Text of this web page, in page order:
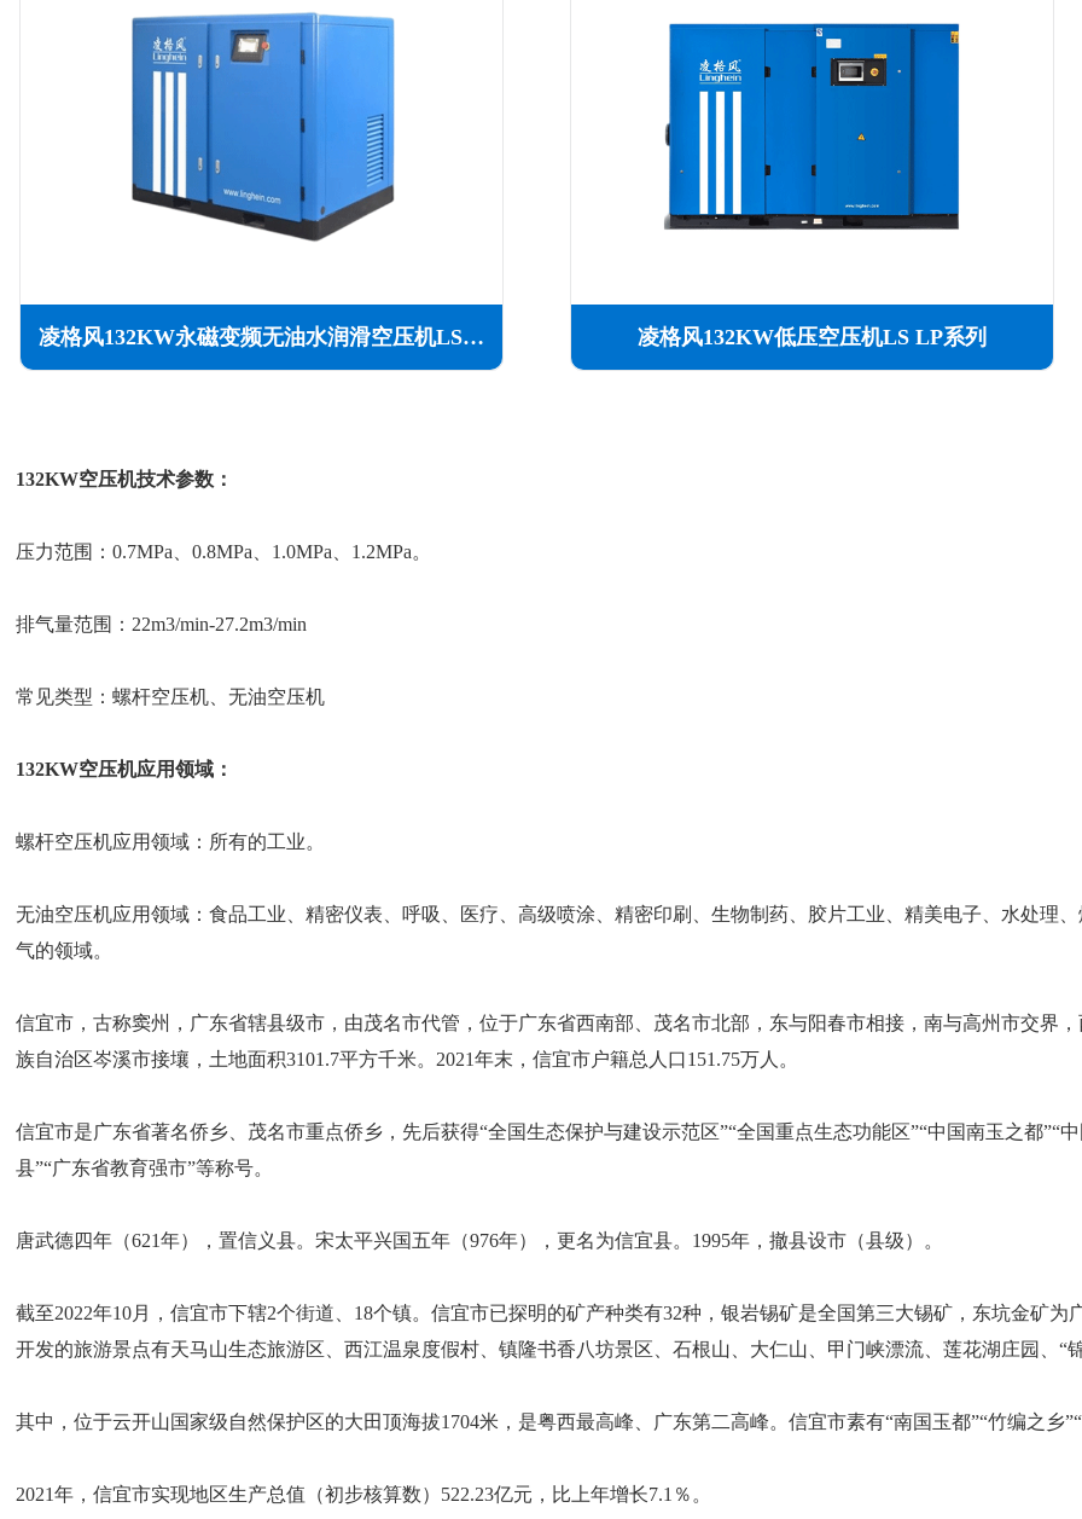
凌格风132KW永磁变频无油水润滑空压机LSW PM系列 凌格风132KW低压空压机LS LP系列
132KW空压机技术参数：
压力范围：0.7MPa、0.8MPa、1.0MPa、1.2MPa。
排气量范围：22m3/min-27.2m3/min
常见类型：螺杆空压机、无油空压机
132KW空压机应用领域：
螺杆空压机应用领域：所有的工业。
无油空压机应用领域：食品工业、精密仪表、呼吸、医疗、高级喷涂、精密印刷、生物制药、胶片工业、精美电子、水处理
气的领域。
信宜市，古称窦州，广东省辖县级市，由茂名市代管，位于广东省西南部、茂名市北部，东与阳春市相接，南与高州市交界
族自治区岑溪市接壤，土地面积3101.7平方千米。2021年末，信宜市户籍总人口151.75万人。
信宜市是广东省著名侨乡、茂名市重点侨乡，先后获得“全国生态保护与建设示范区”“全国重点生态功能区”“中国南玉之都”“
县”“广东省教育强市”等称号。
唐武德四年（621年），置信义县。宋太平兴国五年（976年），更名为信宜县。1995年，撤县设市（县级）。
截至2022年10月，信宜市下辖2个街道、18个镇。信宜市已探明的矿产种类有32种，银岩锡矿是全国第三大锡矿，东坑金矿
开发的旅游景点有天马山生态旅游区、西江温泉度假村、镇隆书香八坊景区、石根山、大仁山、甲门峡漂流、莲花湖庄园、“
其中，位于云开山国家级自然保护区的大田顶海拔1704米，是粤西最高峰、广东第二高峰。信宜市素有“南国玉都”“竹编之乡
2021年，信宜市实现地区生产总值（初步核算数）522.23亿元，比上年增长7.1％。